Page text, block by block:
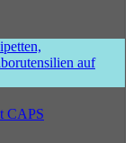
CAPS